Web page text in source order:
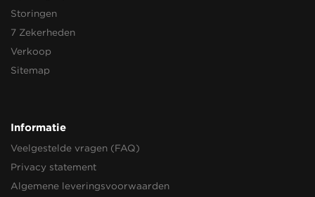
Storingen
7 Zekerheden
Verkoop
Sitemap
Informatie
Veelgestelde vragen (FAQ)
Privacy statement
Algemene leveringsvoorwaarden